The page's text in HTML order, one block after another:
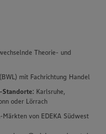
Theorie- und
mit Fachrichtung Handel
Standorte: Karlsruhe,
oder Lörrach
Märkten von EDEKA Südwest